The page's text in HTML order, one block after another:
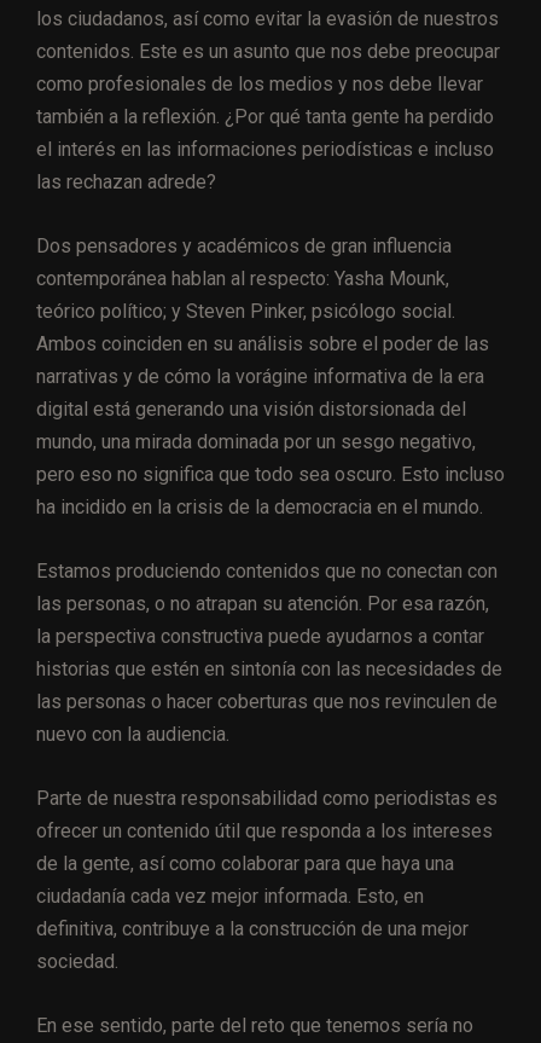
los ciudadanos, así como evitar la evasión de nuestros
contenidos. Este es un asunto que nos debe preocupar
como profesionales de los medios y nos debe llevar
también a la reflexión. ¿Por qué tanta gente ha perdido
el interés en las informaciones periodísticas e incluso
las rechazan adrede?
Dos pensadores y académicos de gran influencia
contemporánea hablan al respecto: Yasha Mounk,
teórico político; y Steven Pinker, psicólogo social.
Ambos coinciden en su análisis sobre el poder de las
narrativas y de cómo la vorágine informativa de la era
digital está generando una visión distorsionada del
mundo, una mirada dominada por un sesgo negativo,
pero eso no significa que todo sea oscuro. Esto incluso
ha incidido en la crisis de la democracia en el mundo.
Estamos produciendo contenidos que no conectan con
las personas, o no atrapan su atención. Por esa razón,
la perspectiva constructiva puede ayudarnos a contar
historias que estén en sintonía con las necesidades de
las personas o hacer coberturas que nos revinculen de
nuevo con la audiencia.
Parte de nuestra responsabilidad como periodistas es
ofrecer un contenido útil que responda a los intereses
de la gente, así como colaborar para que haya una
ciudadanía cada vez mejor informada. Esto, en
definitiva, contribuye a la construcción de una mejor
sociedad.
En ese sentido, parte del reto que tenemos sería no